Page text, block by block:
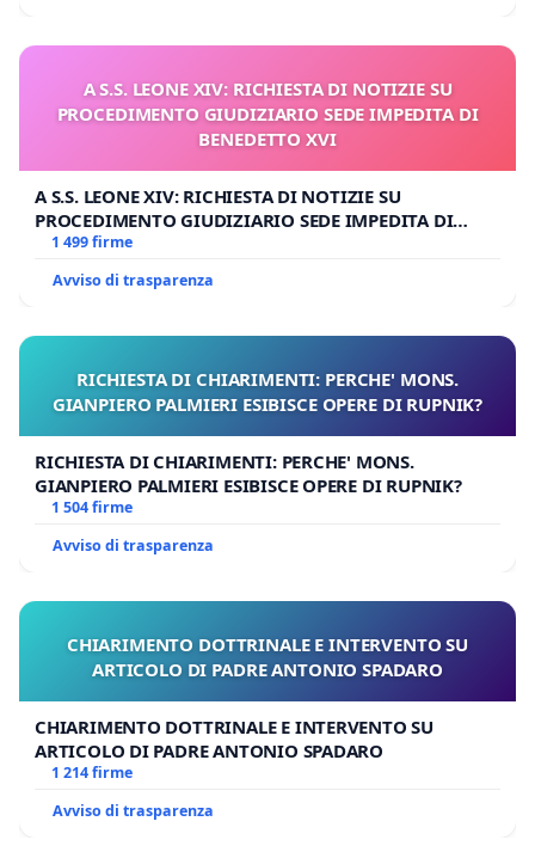
Firmatari
(Elenco dei firmatari da inserire a cura dei
proponenti)
A S.S. LEONE XIV: RICHIESTA DI NOTIZIE SU
PROCEDIMENTO GIUDIZIARIO SEDE IMPEDITA DI
BENEDETTO XVI
A S.S. LEONE XIV: RICHIESTA DI NOTIZIE SU
PROCEDIMENTO GIUDIZIARIO SEDE IMPEDITA DI
BENEDETTO XVI
1 499 firme
Avviso di trasparenza
RICHIESTA DI CHIARIMENTI: PERCHE' MONS.
GIANPIERO PALMIERI ESIBISCE OPERE DI RUPNIK?
RICHIESTA DI CHIARIMENTI: PERCHE' MONS.
GIANPIERO PALMIERI ESIBISCE OPERE DI RUPNIK?
1 504 firme
Avviso di trasparenza
CHIARIMENTO DOTTRINALE E INTERVENTO SU
ARTICOLO DI PADRE ANTONIO SPADARO
CHIARIMENTO DOTTRINALE E INTERVENTO SU
ARTICOLO DI PADRE ANTONIO SPADARO
1 214 firme
Avviso di trasparenza